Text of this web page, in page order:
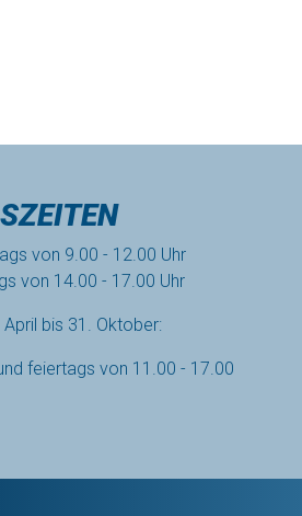
von 9.00 - 12.00 Uhr
von 14.00 - 17.00 Uhr
bis 31. Oktober:
feiertags von 11.00 - 17.00